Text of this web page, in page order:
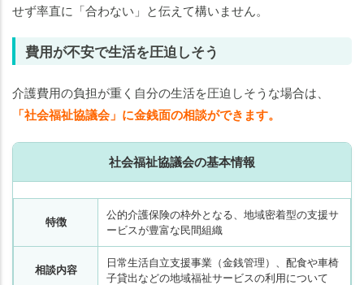
せず率直に「合わない」と伝えて構いません。
費用が不安で生活を圧迫しそう
介護費用の負担が重く自分の生活を圧迫しそうな場合は、
「社会福祉協議会」に金銭面の相談ができます。
社会福祉協議会の基本情報
特徴
公的介護保険の枠外となる、地域密着型の支援サ
ービスが豊富な民間組織
相談内容
日常生活自立支援事業（金銭管理）、配食や車椅
子貸出などの地域福祉サービスの利用について